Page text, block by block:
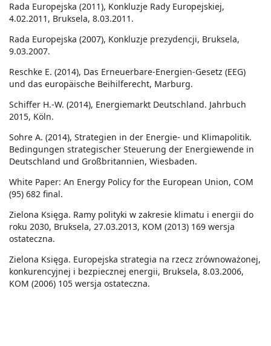
Rada Europejska (2011), Konkluzje Rady Europejskiej,
4.02.2011, Bruksela, 8.03.2011.
Rada Europejska (2007), Konkluzje prezydencji, Bruksela,
9.03.2007.
Reschke E. (2014), Das Erneuerbare-Energien-Gesetz (EEG)
und das europäische Beihilferecht, Marburg.
Schiffer H.-W. (2014), Energiemarkt Deutschland. Jahrbuch
2015, Köln.
Sohre A. (2014), Strategien in der Energie- und Klimapolitik.
Bedingungen strategischer Steuerung der Energiewende in
Deutschland und Großbritannien, Wiesbaden.
White Paper: An Energy Policy for the European Union, COM
(95) 682 final.
Zielona Księga. Ramy polityki w zakresie klimatu i energii do
roku 2030, Bruksela, 27.03.2013, KOM (2013) 169 wersja
ostateczna.
Zielona Księga. Europejska strategia na rzecz zrównoważonej,
konkurencyjnej i bezpiecznej energii, Bruksela, 8.03.2006,
KOM (2006) 105 wersja ostateczna.